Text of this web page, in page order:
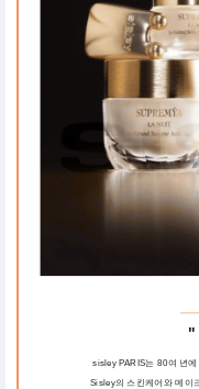
"
sisley PARIS는 80여 년
Sisley의 스킨케어와 메이